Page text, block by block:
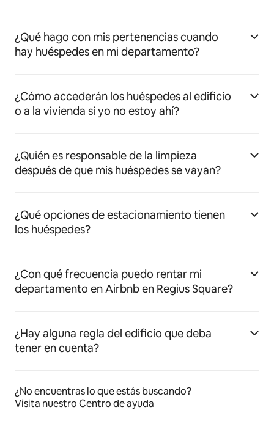
¿Qué hago con mis pertenencias cuando
hay huéspedes en mi departamento?
¿Cómo accederán los huéspedes al edificio
o a la vivienda si yo no estoy ahí?
¿Quién es responsable de la limpieza
después de que mis huéspedes se vayan?
¿Qué opciones de estacionamiento tienen
los huéspedes?
¿Con qué frecuencia puedo rentar mi
departamento en Airbnb en Regius Square?
¿Hay alguna regla del edificio que deba
tener en cuenta?
¿No encuentras lo que estás buscando?
Visita nuestro Centro de ayuda